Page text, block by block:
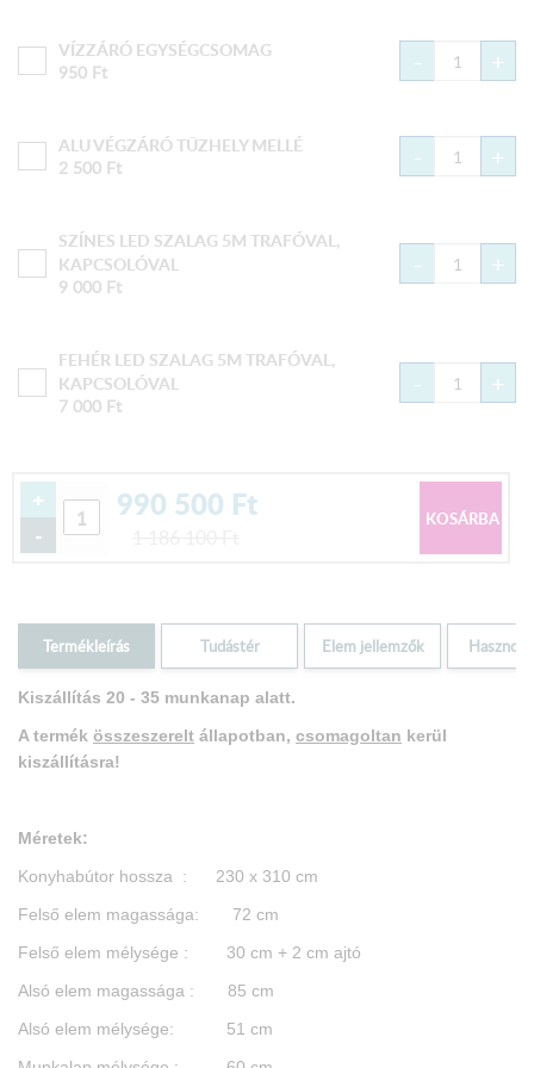
VÍZZÁRÓ EGYSÉGCSOMAG
950 Ft - +
ALU VÉGZÁRÓ TŰZHELY MELLÉ
2 500 Ft - +
SZÍNES LED SZALAG 5M TRAFÓVAL,
KAPCSOLÓVAL
9 000 Ft
- +
FEHÉR LED SZALAG 5M TRAFÓVAL,
KAPCSOLÓVAL
7 000 Ft
- +
+
-
990 500 Ft
Termékleírás Tudástér Elem jellemzők Hasznos
Kiszállítás 20 - 35 munkanap alatt.
A termék összeszerelt állapotban, csomagoltan kerül
kiszállításra!
Méretek:
Konyhabútor hossza : 230 x 310 cm
Felső elem magassága: 72 cm
Felső elem mélysége : 30 cm + 2 cm ajtó
Alsó elem magassága : 85 cm
Alsó elem mélysége: 51 cm